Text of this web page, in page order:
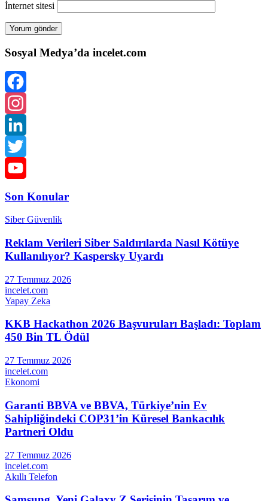
İnternet sitesi
Sosyal Medya’da incelet.com
Facebook
Instagram
LinkedIn
Twitter
Son Konular
Siber Güvenlik
Reklam Verileri Siber Saldırılarda Nasıl Kötüye
Kullanılıyor? Kaspersky Uyardı
27 Temmuz 2026
incelet.com
Yapay Zeka
KKB Hackathon 2026 Başvuruları Başladı: Toplam
450 Bin TL Ödül
27 Temmuz 2026
incelet.com
Ekonomi
Garanti BBVA ve BBVA, Türkiye’nin Ev
Sahipliğindeki COP31’in Küresel Bankacılık
Partneri Oldu
27 Temmuz 2026
incelet.com
Akıllı Telefon